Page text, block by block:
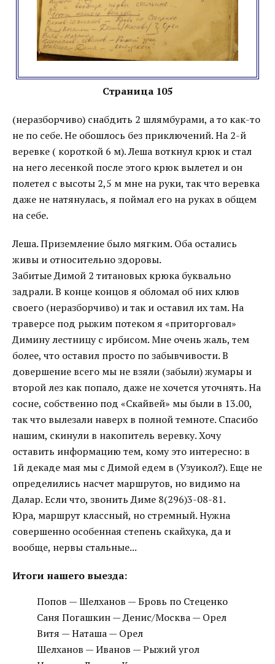
Страница 105
(неразборчиво) снабдить 2 шлямбурами, а то как-то
не по себе. Не обошлось без приключений. На 2-й
веревке ( короткой 6 м). Леша воткнул крюк и стал
на него лесенкой после этого крюк вылетел и он
полетел с высоты 2,5 м мне на руки, так что веревка
даже не натянулась, я поймал его на руках в общем
на себе.
Леша. Приземление было мягким. Оба остались
живы и относительно здоровы.
Забитые Димой 2 титановых крюка буквально
задрали. В конце концов я обломал об них клюв
своего (неразборчиво) и так и оставил их там. На
траверсе под рыжим потеком я «приторговал»
Димину лестницу с ирбисом. Мне очень жаль, тем
более, что оставил просто по забывчивости. В
довершение всего мы не взяли (забыли) жумары и
второй лез как попало, даже не хочется уточнять. На
сосне, собственно под «Скайвей» мы были в 13.00,
так что вылезали наверх в полной темноте. Спасибо
нашим, скинули в накопитель веревку. Хочу
оставить информацию тем, кому это интересно: в
1й декаде мая мы с Димой едем в (Узуикол?). Еще не
определились насчет маршрутов, но видимо на
Далар. Если что, звонить Диме 8(296)3-08-81.
Юра, маршрут классный, но стремный. Нужна
совершенно особенная степень скайхука, да и
вообще, нервы стальные...
Итоги нашего выезда:
Попов — Шелханов — Бровь по Стеценко
Саня Погашкин — Денис/Москва — Орел
Витя — Наташа — Орел
Шелханов — Иванов — Рыжий угол